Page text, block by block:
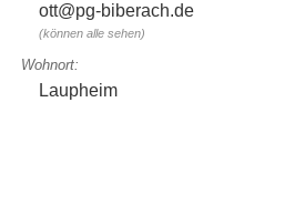
ott@pg-biberach.de
(können alle sehen)
Wohnort:
Laupheim